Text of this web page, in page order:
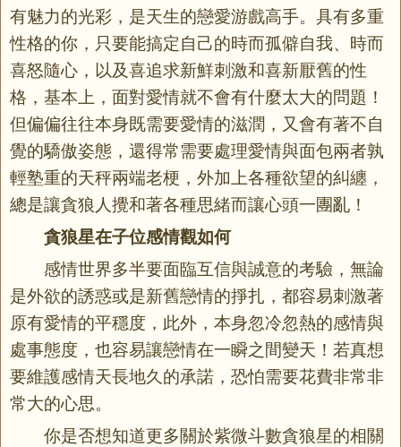
有魅力的光彩，是天生的戀愛游戲高手。具有多重
性格的你，只要能搞定自己的時而孤僻自我、時而
喜怒隨心，以及喜追求新鮮刺激和喜新厭舊的性
格，基本上，面對愛情就不會有什麼太大的問題！
但偏偏往往本身既需要愛情的滋潤，又會有著不自
覺的驕傲姿態，還得常需要處理愛情與面包兩者孰
輕塾重的天秤兩端老梗，外加上各種欲望的糾纏，
總是讓貪狼人攪和著各種思緒而讓心頭一團亂！
貪狼星在子位感情觀如何
感情世界多半要面臨互信與誠意的考驗，無論
是外欲的誘惑或是新舊戀情的掙扎，都容易刺激著
原有愛情的平穩度，此外，本身忽冷忽熱的感情與
處事態度，也容易讓戀情在一瞬之間變天！若真想
要維護感情天長地久的承諾，恐怕需要花費非常非
常大的心思。
你是否想知道更多關於紫微斗數貪狼星的相關